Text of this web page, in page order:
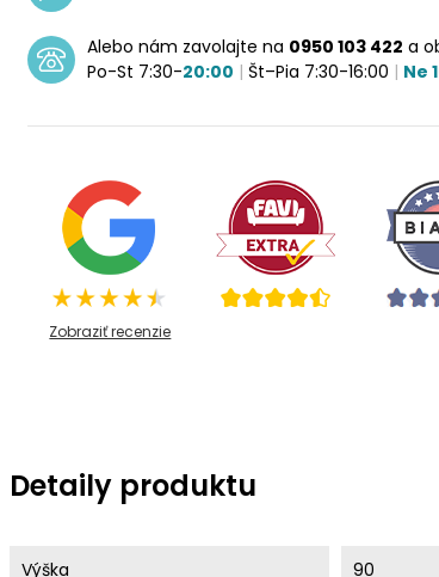
Alebo nám zavolajte na 0950 103 422 a
Po-St 7:30-20:00 | Št–Pia 7:30-16:00 | Ne
Zobraziť recenzie
Detaily produktu
Výška 90